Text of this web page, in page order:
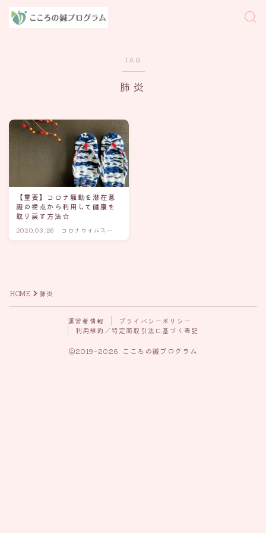
TAG
肺炎
【重要】コロナ騒動を潜在意
識の視点から利用して健康を
取り戻す方法☆
2020.03.26
コロナウイルスと
HOME 肺炎
運営者情報
プライバシーポリシー
利用規約／特定商取引法に基づく表記
2019–2026 こころの鍼プログラム